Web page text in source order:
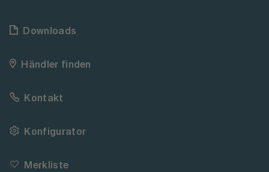
Downloads
Händler finden
Kontakt
Konfigurator
Merkliste